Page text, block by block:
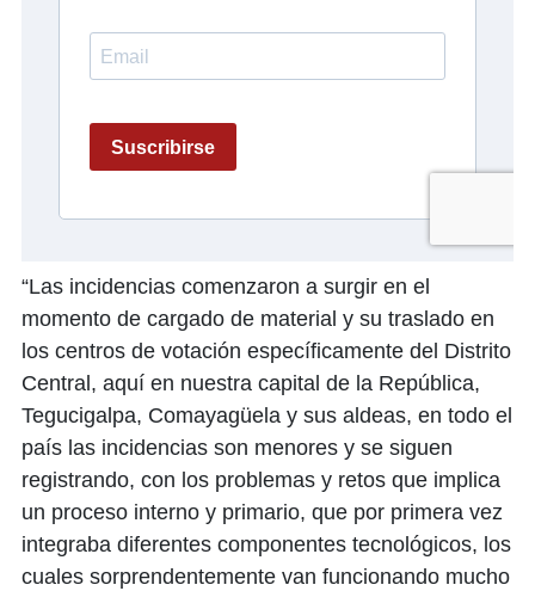
“Las incidencias comenzaron a surgir en el
momento de cargado de material y su traslado en
los centros de votación específicamente del Distrito
Central, aquí en nuestra capital de la República,
Tegucigalpa, Comayagüela y sus aldeas, en todo el
país las incidencias son menores y se siguen
registrando, con los problemas y retos que implica
un proceso interno y primario, que por primera vez
integraba diferentes componentes tecnológicos, los
cuales sorprendentemente van funcionando mucho